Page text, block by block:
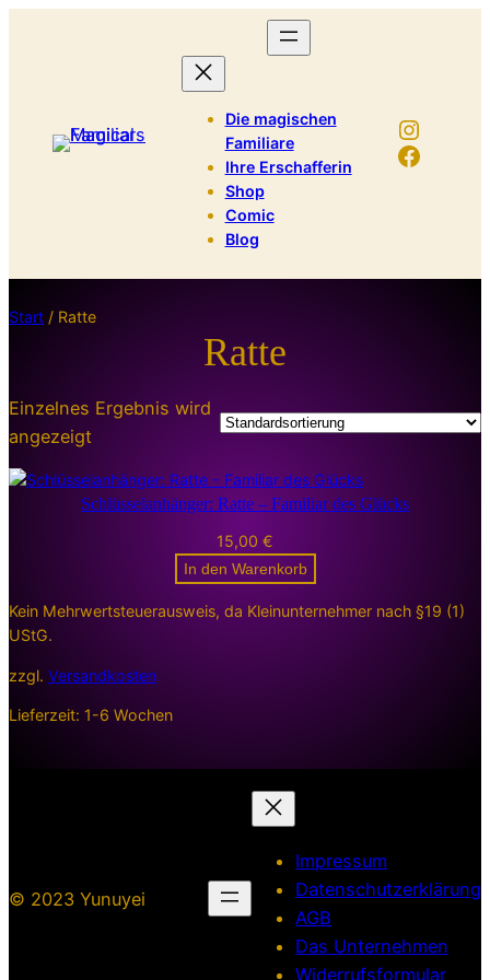
Die magischen
Familiare
Ihre Erschafferin
Shop
Comic
Blog
Start / Ratte
Ratte
Einzelnes Ergebnis wird
angezeigt
Schlüsselanhänger: Ratte – Familiar des Glücks
15,00 €
In den Warenkorb
Kein Mehrwertsteuerausweis, da Kleinunternehmer nach §19 (1)
UStG.
zzgl. Versandkosten
Lieferzeit: 1-6 Wochen
© 2023 Yunuyei
Impressum
Datenschutzerklärung
AGB
Das Unternehmen
Widerrufsformular